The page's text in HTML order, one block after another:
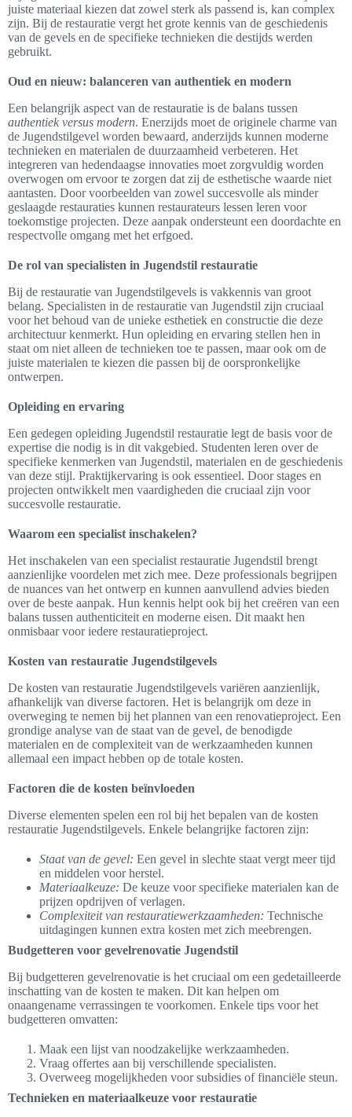
juiste materiaal kiezen dat zowel sterk als passend is, kan complex
zijn. Bij de restauratie vergt het grote kennis van de geschiedenis
van de gevels en de specifieke technieken die destijds werden
gebruikt.
Oud en nieuw: balanceren van authentiek en modern
Een belangrijk aspect van de restauratie is de balans tussen
authentiek versus modern. Enerzijds moet de originele charme van
de Jugendstilgevel worden bewaard, anderzijds kunnen moderne
technieken en materialen de duurzaamheid verbeteren. Het
integreren van hedendaagse innovaties moet zorgvuldig worden
overwogen om ervoor te zorgen dat zij de esthetische waarde niet
aantasten. Door voorbeelden van zowel succesvolle als minder
geslaagde restauraties kunnen restaurateurs lessen leren voor
toekomstige projecten. Deze aanpak ondersteunt een doordachte en
respectvolle omgang met het erfgoed.
De rol van specialisten in Jugendstil restauratie
Bij de restauratie van Jugendstilgevels is vakkennis van groot
belang. Specialisten in de restauratie van Jugendstil zijn cruciaal
voor het behoud van de unieke esthetiek en constructie die deze
architectuur kenmerkt. Hun opleiding en ervaring stellen hen in
staat om niet alleen de technieken toe te passen, maar ook om de
juiste materialen te kiezen die passen bij de oorspronkelijke
ontwerpen.
Opleiding en ervaring
Een gedegen opleiding Jugendstil restauratie legt de basis voor de
expertise die nodig is in dit vakgebied. Studenten leren over de
specifieke kenmerken van Jugendstil, materialen en de geschiedenis
van deze stijl. Praktijkervaring is ook essentieel. Door stages en
projecten ontwikkelt men vaardigheden die cruciaal zijn voor
succesvolle restauratie.
Waarom een specialist inschakelen?
Het inschakelen van een specialist restauratie Jugendstil brengt
aanzienlijke voordelen met zich mee. Deze professionals begrijpen
de nuances van het ontwerp en kunnen aanvullend advies bieden
over de beste aanpak. Hun kennis helpt ook bij het creëren van een
balans tussen authenticiteit en moderne eisen. Dit maakt hen
onmisbaar voor iedere restauratieproject.
Kosten van restauratie Jugendstilgevels
De kosten van restauratie Jugendstilgevels variëren aanzienlijk,
afhankelijk van diverse factoren. Het is belangrijk om deze in
overweging te nemen bij het plannen van een renovatieproject. Een
grondige analyse van de staat van de gevel, de benodigde
materialen en de complexiteit van de werkzaamheden kunnen
allemaal een impact hebben op de totale kosten.
Factoren die de kosten beïnvloeden
Diverse elementen spelen een rol bij het bepalen van de kosten
restauratie Jugendstilgevels. Enkele belangrijke factoren zijn:
Staat van de gevel: Een gevel in slechte staat vergt meer tijd
en middelen voor herstel.
Materiaalkeuze: De keuze voor specifieke materialen kan de
prijzen opdrijven of verlagen.
Complexiteit van restauratiewerkzaamheden: Technische
uitdagingen kunnen extra kosten met zich meebrengen.
Budgetteren voor gevelrenovatie Jugendstil
Bij budgetteren gevelrenovatie is het cruciaal om een gedetailleerde
inschatting van de kosten te maken. Dit kan helpen om
onaangename verrassingen te voorkomen. Enkele tips voor het
budgetteren omvatten:
Maak een lijst van noodzakelijke werkzaamheden.
Vraag offertes aan bij verschillende specialisten.
Overweeg mogelijkheden voor subsidies of financiële steun.
Technieken en materiaalkeuze voor restauratie